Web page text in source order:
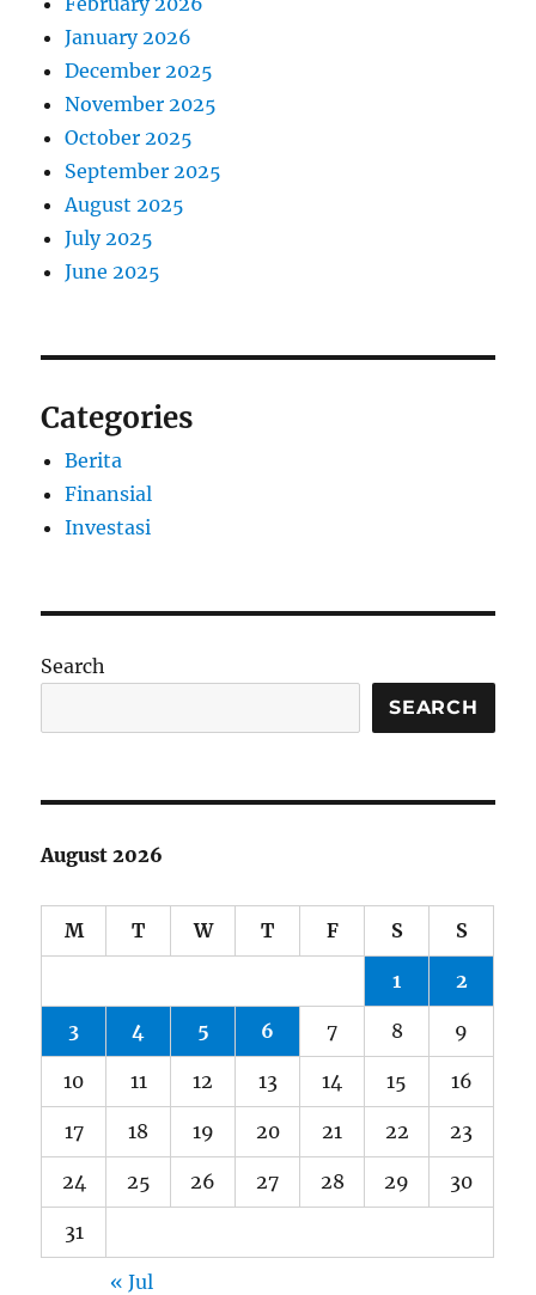
January 2026
December 2025
November 2025
October 2025
September 2025
August 2025
July 2025
June 2025
Categories
Berita
Finansial
Investasi
Search
SEARCH
August 2026
M T W T F S S
1 2
3 4 5 6 7 8 9
10 11 12 13 14 15 16
17 18 19 20 21 22 23
24 25 26 27 28 29 30
31
« Jul